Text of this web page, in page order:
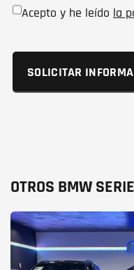
Acepto y he leído la
OTROS BMW